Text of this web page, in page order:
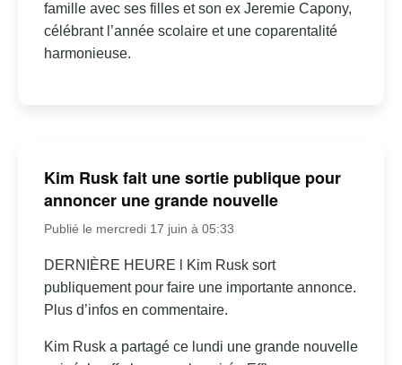
famille avec ses filles et son ex Jeremie Capony,
célébrant l’année scolaire et une coparentalité
harmonieuse.
Kim Rusk fait une sortie publique pour
annoncer une grande nouvelle
Publié le mercredi 17 juin à 05:33
DERNIÈRE HEURE l Kim Rusk sort
publiquement pour faire une importante annonce.
Plus d’infos en commentaire.
Kim Rusk a partagé ce lundi une grande nouvelle